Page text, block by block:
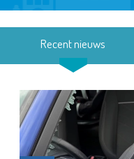
Recent nieuws